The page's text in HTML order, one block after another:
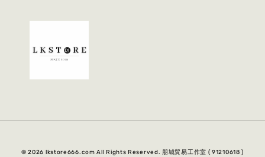
© 2026 lkstore666.com All Rights Reserved. 朋城貿易工作室 ( 91210618 )